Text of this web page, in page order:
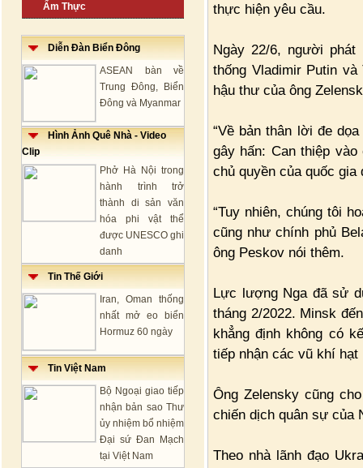
Ẩm Thực
Diễn Đàn Biển Đông
ASEAN bàn về
Trung Đông, Biển
Đông và Myanmar
Hình Ảnh Quê Nhà - Video
Clip
Phở Hà Nội trong
hành trình trở
thành di sản văn
hóa phi vật thể
được UNESCO ghi
danh
Tin Thế Giới
Iran, Oman thống
nhất mở eo biển
Hormuz 60 ngày
Tin Việt Nam
Bộ Ngoại giao tiếp
nhận bản sao Thư
ủy nhiệm bổ nhiệm
Đại sứ Đan Mạch
tại Việt Nam
thực hiện yêu cầu.
Ngày 22/6, người phát
thống Vladimir Putin
hậu thư của ông
“Về bản thân lời đe
gây hấn: Can thiệp
chủ quyền của quốc gia
“Tuy nhiên, chúng tôi
cũng như chính phủ
ông Peskov nói thêm.
Lực lượng Nga đã sử
tháng 2/2022. Minsk
khẳng định không có
tiếp nhận các vũ khí hạt
Ông Zelensky cũng
chiến dịch quân sự của
Theo nhà lãnh đạo